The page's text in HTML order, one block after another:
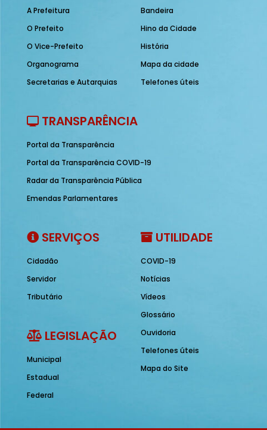
A Prefeitura
O Prefeito
O Vice-Prefeito
Organograma
Secretarias e Autarquias
Bandeira
Hino da Cidade
História
Mapa da cidade
Telefones úteis
TRANSPARÊNCIA
Portal da Transparência
Portal da Transparência COVID-19
Radar da Transparência Pública
Emendas Parlamentares
SERVIÇOS
Cidadão
Servidor
Tributário
LEGISLAÇÃO
Municipal
Estadual
Federal
UTILIDADE
COVID-19
Notícias
Vídeos
Glossário
Ouvidoria
Telefones úteis
Mapa do Site